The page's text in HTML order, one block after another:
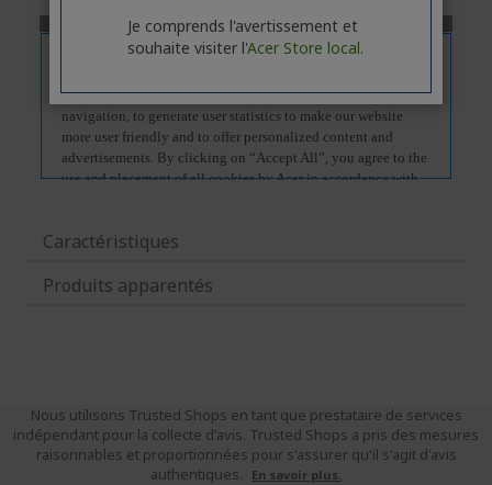
Caractéristiques
Produits apparentés
Nous utilisons Trusted Shops en tant que prestataire de services
indépendant pour la collecte d'avis. Trusted Shops a pris des mesures
raisonnables et proportionnées pour s'assurer qu'il s'agit d'avis
authentiques.
En savoir plus.
Je comprends l'avertissement et
souhaite visiter l'Acer Store local.